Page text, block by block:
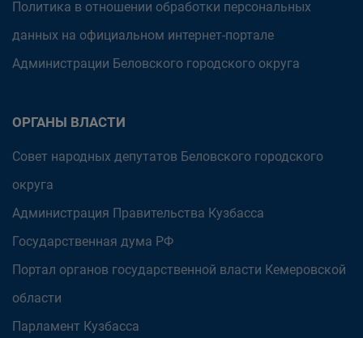
Политика в отношении обработки персональных
данных на официальном интернет-портале
Администрации Беловского городского округа
ОРГАНЫ ВЛАСТИ
Совет народных депутатов Беловского городского
округа
Администрация Правительства Кузбасса
Государственная дума РФ
Портал органов государственной власти Кемеровской
области
Парламент Кузбасса